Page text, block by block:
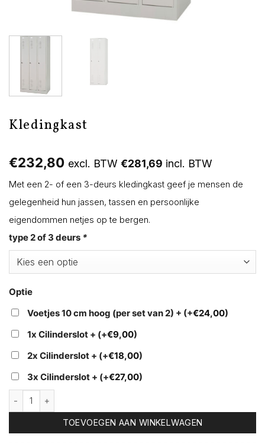
Kledingkast
€232,80 excl. BTW €281,69 incl. BTW
Met een 2- of een 3-deurs kledingkast geef je mensen de
gelegenheid hun jassen, tassen en persoonlijke
eigendommen netjes op te bergen.
type 2 of 3 deurs *
Optie
Voetjes 10 cm hoog (per set van 2) + (+€24,00)
1x Cilinderslot + (+€9,00)
2x Cilinderslot + (+€18,00)
3x Cilinderslot + (+€27,00)
Kledingkast aantal
TOEVOEGEN AAN WINKELWAGEN